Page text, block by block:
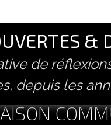
de
depuis les